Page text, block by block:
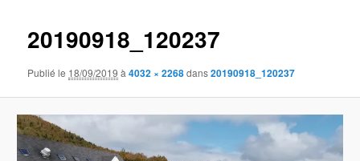
20190918_120237
Publié le 18/09/2019 à4032 × 2268dans20190918_120237